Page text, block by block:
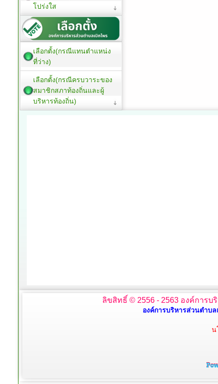
โปร่งใส
เลือกตั้ง(กรณีแทนตำแหน่ง
ที่ว่าง)
เลือกตั้ง(กรณีครบวาระของ
สมาชิกสภาท้องถิ่นและผู้
บริหารท้องถิ่น)
ลิขสิทธิ์ © 2556 - 2563 องค์การบ
องค์การบริหารส่วนตำบล
น